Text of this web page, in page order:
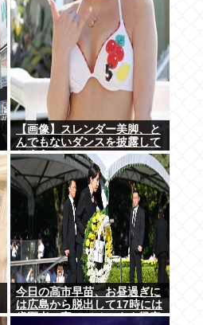
【画像】スレンダー美脚、と
んでもないダンスを披露して
しまうwww
今日の高市早苗、お昼過ぎに
は広島から脱出して17時には
歯医者に寄ってそのまま帰宅